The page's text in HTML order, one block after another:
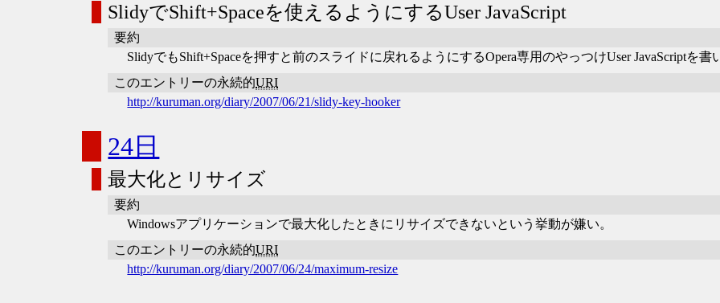
SlidyでShift+Spaceを使えるようにするUser JavaScript
要約
SlidyでもShift+Spaceを押すと前のスライドに戻れるようにするOpera専用のやっつけUser JavaScriptを書
このエントリーの永続的URI
http://kuruman.org/diary/2007/06/21/slidy-key-hooker
24日
最大化とリサイズ
要約
Windowsアプリケーションで最大化したときにリサイズできないという挙動が嫌い。
このエントリーの永続的URI
http://kuruman.org/diary/2007/06/24/maximum-resize